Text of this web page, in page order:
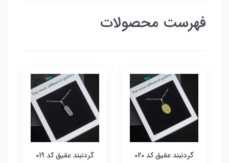
فهرست محصولات
گردنبند عقیق کد 020 گردنبند عقیق کد 019